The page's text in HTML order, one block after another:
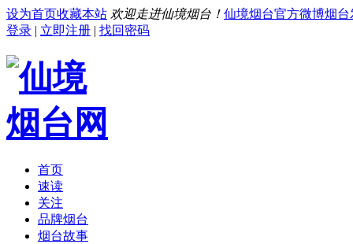
设为首页收藏本站 欢迎走进仙境烟台！ 仙境烟台官方微博烟台
登录 | 立即注册 | 找回密码
首页
速读
关注
品牌烟台
烟台故事